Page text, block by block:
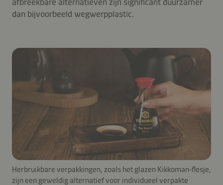
dan bijvoorbeeld wegwerpplastic.
Herbruikbare verpakkingen, zoals het glazen Kikkoman‑flesje,
zijn een geweldig alternatief voor individueel verpakte